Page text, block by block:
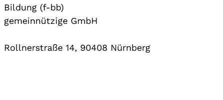
Bildung (f-bb)
gemeinnützige GmbH
Rollnerstraße 14, 90408 Nürnberg